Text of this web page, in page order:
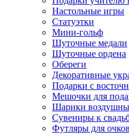
Настольные игры
Статуэтки
Мини-гольф
Шуточные медали
Шуточные ордена
Обереги
Декоративные
Подарки с
Мешочки для
Шарики
Сувениры к
Футляры для очков